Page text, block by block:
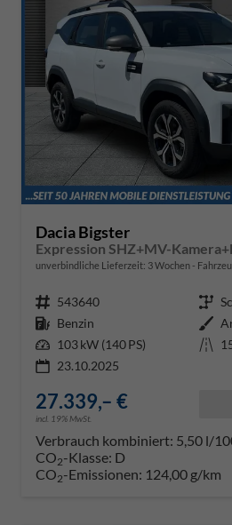
Dacia Bigster
Expression SHZ+MV-
unverbindliche Lieferzeit: 3 Wochen
Fahrzeugnr. 543640 Getriebe
Kraftstoff Benzin Außenfarbe
Leistung 103 kW (140 PS) Kilometerstand
23.10.2025
27.339,– €
incl. 19% MwSt.
Verbrauch kombiniert: 5,50 l/
CO2-Klasse: D
CO2-Emissionen: 124,00 g/km